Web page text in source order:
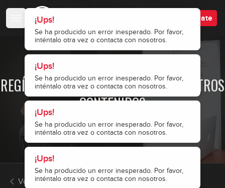
¡Ups!
Se ha producido un error inesperado. Por favor,
inténtalo otra vez o contacta con nosotros.
¡Ups!
Se ha producido un error inesperado. Por favor,
inténtalo otra vez o contacta con nosotros.
¡Ups!
Se ha producido un error inesperado. Por favor,
inténtalo otra vez o contacta con nosotros.
¡Ups!
Se ha producido un error inesperado. Por favor,
inténtalo otra vez o contacta con nosotros.
Regístrate
REGÍSTRATE Y ACCEDE A TODOS NUESTROS
CONTENIDOS
Accede Regístrate
Volver